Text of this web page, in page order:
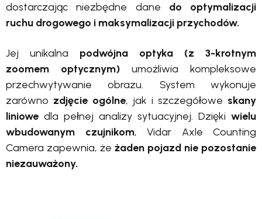
dostarczając niezbędne dane do optymalizacji
ruchu drogowego i maksymalizacji przychodów.
Jej unikalna podwójna optyka (z 3-krotnym
zoomem optycznym) umożliwia kompleksowe
przechwytywanie obrazu. System wykonuje
zarówno zdjęcie ogólne, jak i szczegółowe skany
liniowe dla pełnej analizy sytuacyjnej. Dzięki wielu
wbudowanym czujnikom, Vidar Axle Counting
Camera zapewnia, że żaden pojazd nie pozostanie
niezauważony.